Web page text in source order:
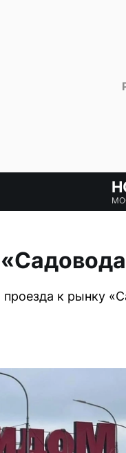
проезда к рынку